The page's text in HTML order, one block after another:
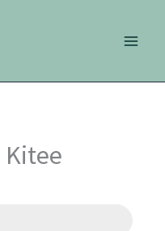
Kitee